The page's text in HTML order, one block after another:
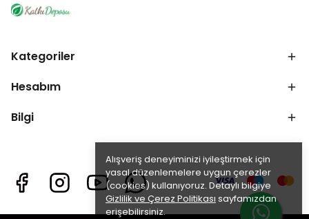
Alışveriş deneyiminizi iyileştirmek için
yasal düzenlemelere uygun çerezler
(cookies) kullanıyoruz. Detaylı bilgiye
Gizlilik ve Çerez Politikası sayfamızdan
erişebilirsiniz.
Kategoriler
Hesabım
Bilgi